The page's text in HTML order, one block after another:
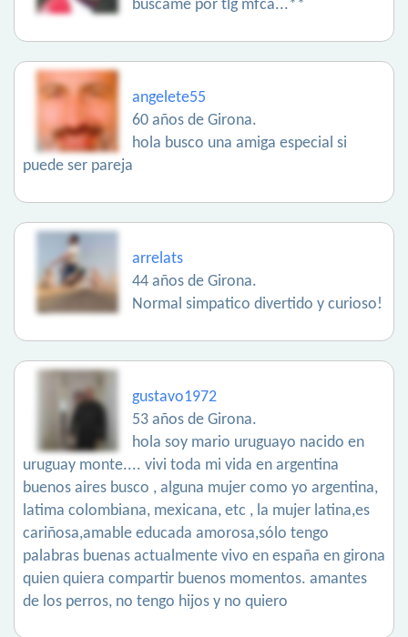
buscame por tlg mfca...**
angelete55
60 años de Girona.
hola busco una amiga especial si
puede ser pareja
arrelats
44 años de Girona.
Normal simpatico divertido y curioso!
gustavo1972
53 años de Girona.
hola soy mario uruguayo nacido en
uruguay monte.... vivi toda mi vida en argentina
buenos aires busco , alguna mujer como yo argentina,
latima colombiana, mexicana, etc , la mujer latina,es
cariñosa,amable educada amorosa,sólo tengo
palabras buenas actualmente vivo en españa en girona
quien quiera compartir buenos momentos. amantes
de los perros, no tengo hijos y no quiero